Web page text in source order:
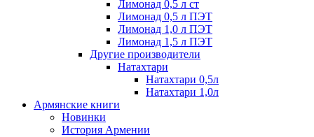
Лимонад 0,5 л ст
Лимонад 0,5 л ПЭТ
Лимонад 1,0 л ПЭТ
Лимонад 1,5 л ПЭТ
Другие производители
Натахтари
Натахтари 0,5л
Натахтари 1,0л
Армянские книги
Новинки
История Армении